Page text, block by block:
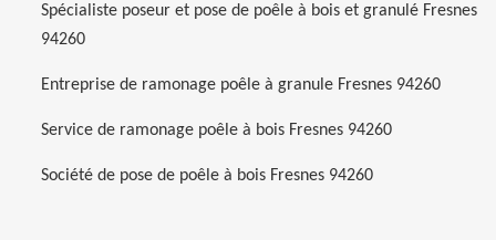
Spécialiste poseur et pose de poêle à bois et granulé Fresnes
94260
Entreprise de ramonage poêle à granule Fresnes 94260
Service de ramonage poêle à bois Fresnes 94260
Société de pose de poêle à bois Fresnes 94260